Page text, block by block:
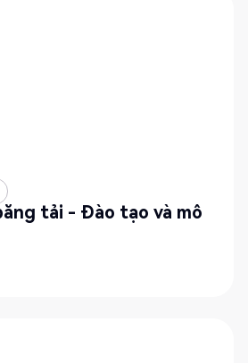
tải - Đào tạo và mô